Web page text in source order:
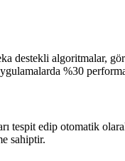
destekli algoritmalar,
%30
tespit edip otomatik
sahiptir.